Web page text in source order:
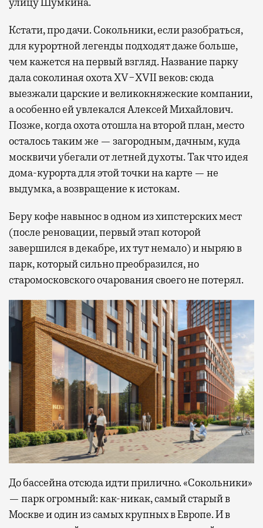
Кстати, про дачи. Сокольники, если разобраться,
для курортной легенды подходят даже больше,
чем кажется на первый взгляд. Название парку
дала соколиная охота XV−XVII веков: сюда
выезжали царские и великокняжеские компании,
а особенно ей увлекался Алексей Михайлович.
Позже, когда охота отошла на второй план, место
осталось таким же — загородным, дачным, куда
москвичи убегали от летней духоты. Так что идея
дома-курорта для этой точки на карте — не
выдумка, а возвращение к истокам.
Беру кофе навынос в одном из хипстерских мест
(после реновации, первый этап которой
завершился в декабре, их тут немало) и ныряю в
парк, который сильно преобразился, но
старомосковского очарования своего не потерял.
До бассейна отсюда идти прилично. «Сокольники»
— парк огромный: как-никак, самый старый в
Москве и один из самых крупных в Европе. И в